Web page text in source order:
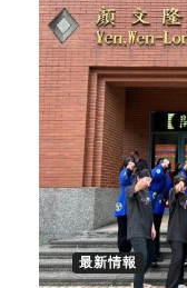
最新情報